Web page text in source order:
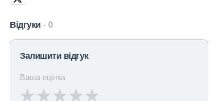
Відгуки 0
Залишити відгук
Ваша оцінка